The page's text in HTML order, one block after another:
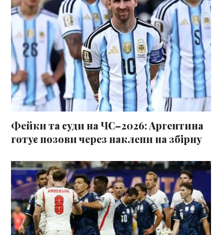
Фейки та суди на ЧС–2026: Аргентина
готує позови через наклепи на збірну